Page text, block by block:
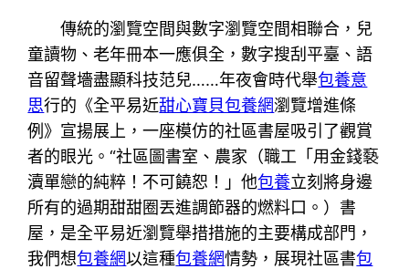
傳統的瀏覽空間與數字瀏覽空間相聯合，兒
童讀物、老年冊本一應俱全，數字搜刮平臺、語
音留聲墻盡顯科技范兒……年夜會時代舉包養意
思行的《全平易近甜心寶貝包養網瀏覽增進條
例》宣揚展上，一座模仿的社區書屋吸引了觀賞
者的眼光。“社區圖書室、農家（職工「用金錢褻
瀆單戀的純粹！不可饒恕！」他包養立刻將身邊
所有的過期甜甜圈丟進調節器的燃料口。）書
屋，是全平易近瀏覽舉措措施的主要構成部門，
我們想包養網以這種包養網情勢，展現社區書包